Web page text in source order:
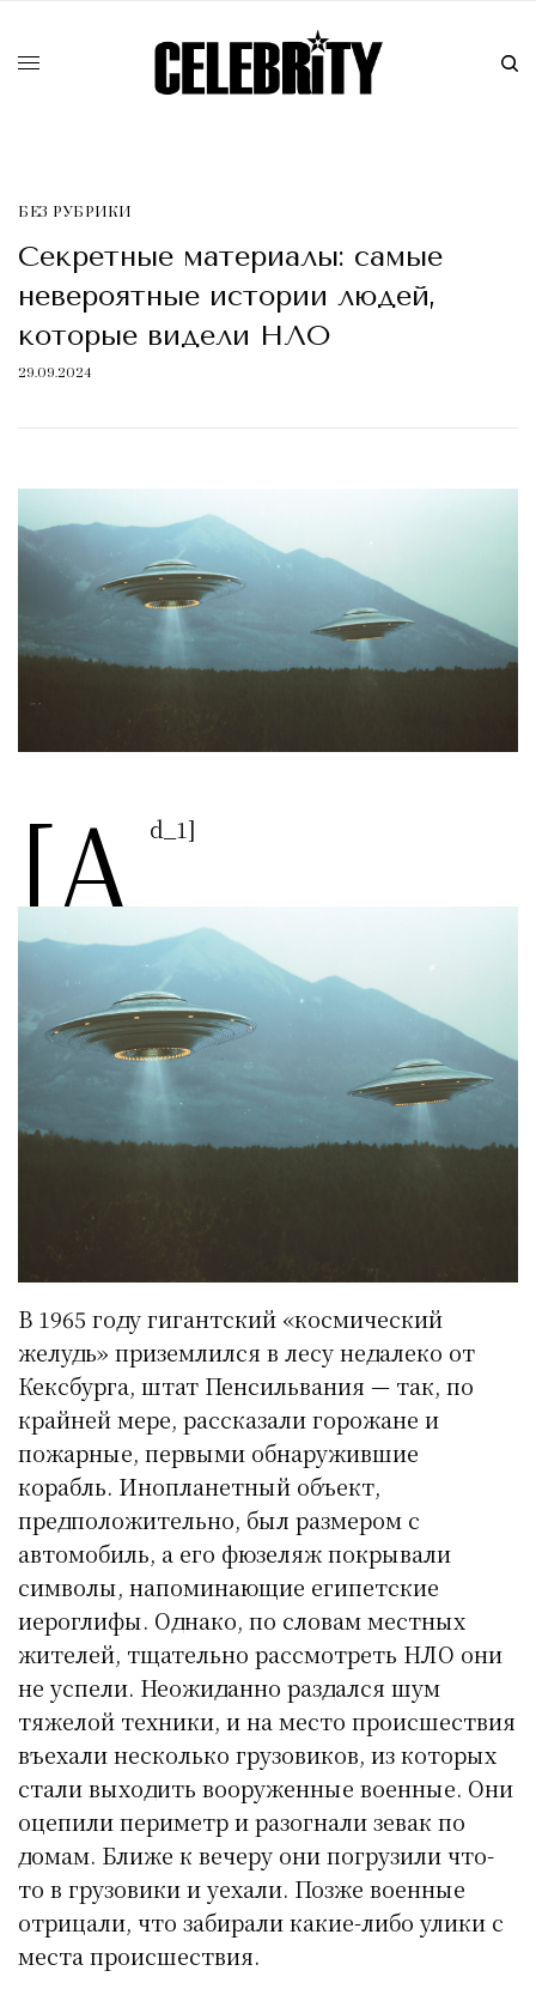
БЕЗ РУБРИКИ
Секретные материалы: самые
невероятные истории людей,
которые видели НЛО
29.09.2024
[a d_1]
В 1965 году гигантский «космический
желудь» приземлился в лесу недалеко от
Кексбурга, штат Пенсильвания — так, по
крайней мере, рассказали горожане и
пожарные, первыми обнаружившие
корабль. Инопланетный объект,
предположительно, был размером с
автомобиль, а его фюзеляж покрывали
символы, напоминающие египетские
иероглифы. Однако, по словам местных
жителей, тщательно рассмотреть НЛО они
не успели. Неожиданно раздался шум
тяжелой техники, и на место происшествия
въехали несколько грузовиков, из которых
стали выходить вооруженные военные. Они
оцепили периметр и разогнали зевак по
домам. Ближе к вечеру они погрузили что-
то в грузовики и уехали. Позже военные
отрицали, что забирали какие-либо улики с
места происшествия.